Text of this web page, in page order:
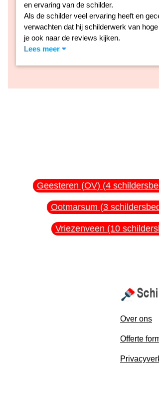
en ervaring van de schilder.
Als de schilder veel ervaring heeft en
verwachten dat hij schilderwerk van
je ook naar de reviews kijken.
Lees meer
Geesteren (OV) (4
Ootmarsum (3
Vriezenveen (10
Over ons
Offerte